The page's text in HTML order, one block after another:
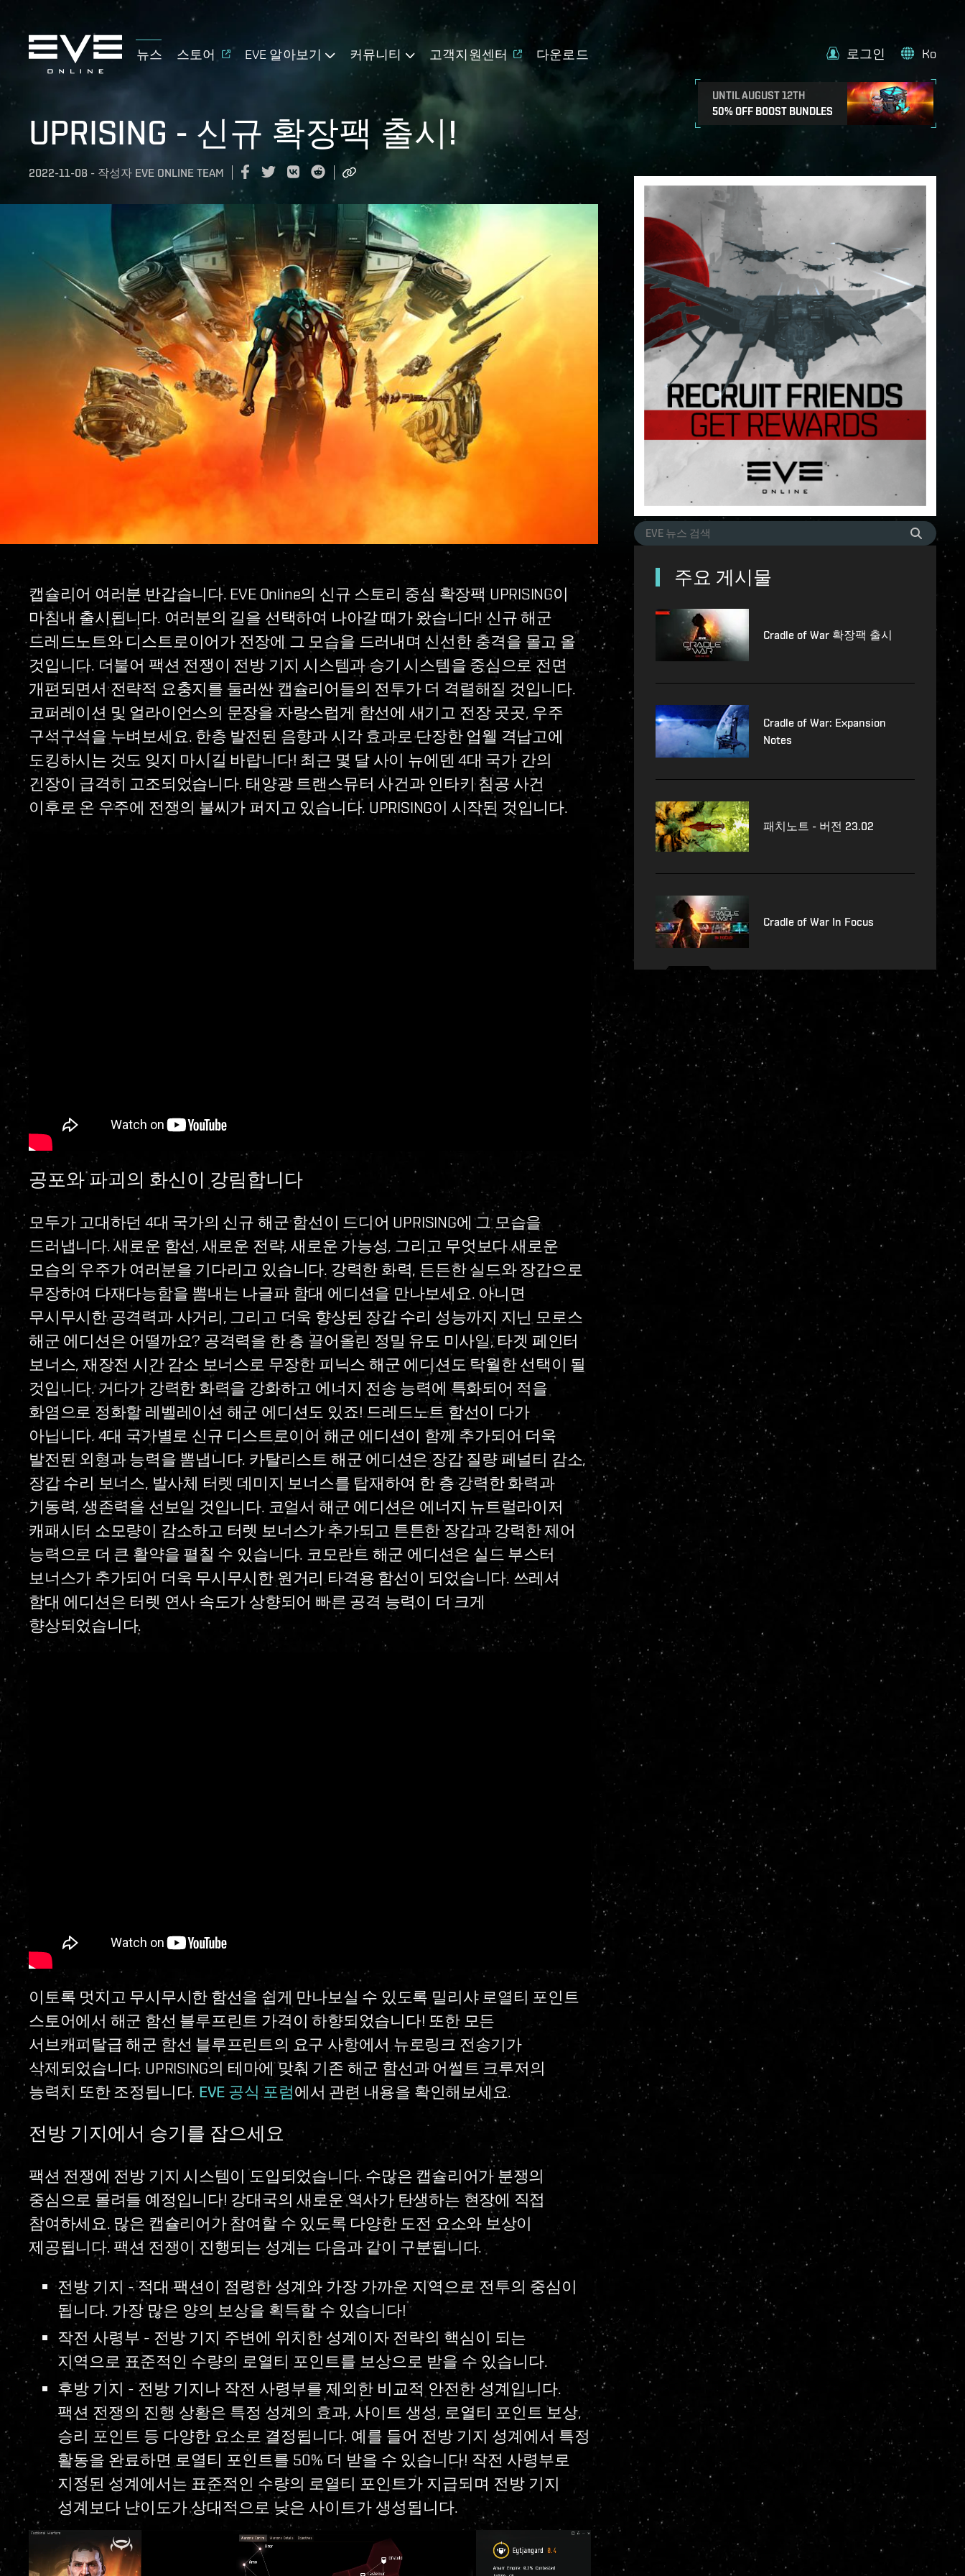
뉴스 스토어 EVE 알아보기 커뮤니티 고객지원센터 다운로드
UNTIL AUGUST 12TH
50% OFF BOOST BUNDLES
로그인 Ko
UPRISING - 신규 확장팩 출시!
2022-11-08 - 작성자 EVE ONLINE TEAM
캡슐리어 여러분 반갑습니다. EVE Online의 신규 스토리 중심 확장팩 UPRISING이
마침내 출시됩니다. 여러분의 길을 선택하여 나아갈 때가 왔습니다! 신규 해군
드레드노트와 디스트로이어가 전장에 그 모습을 드러내며 신선한 충격을 몰고 올
것입니다. 더불어 팩션 전쟁이 전방 기지 시스템과 승기 시스템을 중심으로 전면
개편되면서 전략적 요충지를 둘러싼 캡슐리어들의 전투가 더 격렬해질 것입니다.
코퍼레이션 및 얼라이언스의 문장을 자랑스럽게 함선에 새기고 전장 곳곳, 우주
구석구석을 누벼보세요. 한층 발전된 음향과 시각 효과로 단장한 업웰 격납고에
도킹하시는 것도 잊지 마시길 바랍니다! 최근 몇 달 사이 뉴에덴 4대 국가 간의
긴장이 급격히 고조되었습니다. 태양광 트랜스뮤터 사건과 인타키 침공 사건
이후로 온 우주에 전쟁의 불씨가 퍼지고 있습니다. UPRISING이 시작된 것입니다.
공포와 파괴의 화신이 강림합니다
모두가 고대하던 4대 국가의 신규 해군 함선이 드디어 UPRISING에 그 모습을
드러냅니다. 새로운 함선, 새로운 전략, 새로운 가능성, 그리고 무엇보다 새로운
모습의 우주가 여러분을 기다리고 있습니다. 강력한 화력, 든든한 실드와 장갑으로
무장하여 다재다능함을 뽐내는 나글파 함대 에디션을 만나보세요. 아니면
무시무시한 공격력과 사거리, 그리고 더욱 향상된 장갑 수리 성능까지 지닌 모로스
해군 에디션은 어떨까요? 공격력을 한 층 끌어올린 정밀 유도 미사일, 타겟 페인터
보너스, 재장전 시간 감소 보너스로 무장한 피닉스 해군 에디션도 탁월한 선택이 될
것입니다. 거다가 강력한 화력을 강화하고 에너지 전송 능력에 특화되어 적을
화염으로 정화할 레벨레이션 해군 에디션도 있죠! 드레드노트 함선이 다가
아닙니다. 4대 국가별로 신규 디스트로이어 해군 에디션이 함께 추가되어 더욱
발전된 외형과 능력을 뽐냅니다. 카탈리스트 해군 에디션은 장갑 질량 페널티 감소,
장갑 수리 보너스, 발사체 터렛 데미지 보너스를 탑재하여 한 층 강력한 화력과
기동력, 생존력을 선보일 것입니다. 코얼서 해군 에디션은 에너지 뉴트럴라이저
캐패시터 소모량이 감소하고 터렛 보너스가 추가되고 튼튼한 장갑과 강력한 제어
능력으로 더 큰 활약을 펼칠 수 있습니다. 코모란트 해군 에디션은 실드 부스터
보너스가 추가되어 더욱 무시무시한 원거리 타격용 함선이 되었습니다. 쓰레셔
함대 에디션은 터렛 연사 속도가 상향되어 빠른 공격 능력이 더 크게
향상되었습니다.
이토록 멋지고 무시무시한 함선을 쉽게 만나보실 수 있도록 밀리샤 로열티 포인트
스토어에서 해군 함선 블루프린트 가격이 하향되었습니다! 또한 모든
서브캐피탈급 해군 함선 블루프린트의 요구 사항에서 뉴로링크 전송기가
삭제되었습니다. UPRISING의 테마에 맞춰 기존 해군 함선과 어썰트 크루저의
능력치 또한 조정됩니다. EVE 공식 포럼에서 관련 내용을 확인해보세요.
전방 기지에서 승기를 잡으세요
팩션 전쟁에 전방 기지 시스템이 도입되었습니다. 수많은 캡슐리어가 분쟁의
중심으로 몰려들 예정입니다! 강대국의 새로운 역사가 탄생하는 현장에 직접
참여하세요. 많은 캡슐리어가 참여할 수 있도록 다양한 도전 요소와 보상이
제공됩니다. 팩션 전쟁이 진행되는 성계는 다음과 같이 구분됩니다.
전방 기지 - 적대 팩션이 점령한 성계와 가장 가까운 지역으로 전투의 중심이
됩니다. 가장 많은 양의 보상을 획득할 수 있습니다!
작전 사령부 - 전방 기지 주변에 위치한 성계이자 전략의 핵심이 되는
지역으로 표준적인 수량의 로열티 포인트를 보상으로 받을 수 있습니다.
후방 기지 - 전방 기지나 작전 사령부를 제외한 비교적 안전한 성계입니다.
팩션 전쟁의 진행 상황은 특정 성계의 효과, 사이트 생성, 로열티 포인트 보상,
승리 포인트 등 다양한 요소로 결정됩니다. 예를 들어 전방 기지 성계에서 특정
활동을 완료하면 로열티 포인트를 50% 더 받을 수 있습니다! 작전 사령부로
지정된 성계에서는 표준적인 수량의 로열티 포인트가 지급되며 전방 기지
성계보다 난이도가 상대적으로 낮은 사이트가 생성됩니다.
주요 게시물
Cradle of War 확장팩 출시
Cradle of War: Expansion
Notes
패치노트 - 버전 23.02
Cradle of War In Focus